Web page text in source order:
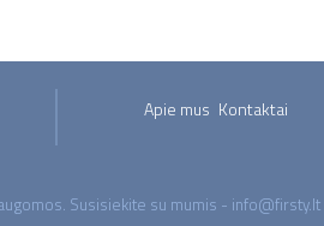
Apie mus Kontaktai
Susisiekite su mumis - info@firsty.lt